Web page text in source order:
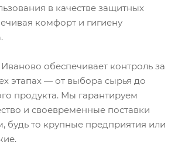
в качестве защитных
комфорт и гигиену
обеспечивает контроль за
этапах — от выбора сырья до
продукта. Мы гарантируем
и своевременные поставки
будь то крупные предприятия или